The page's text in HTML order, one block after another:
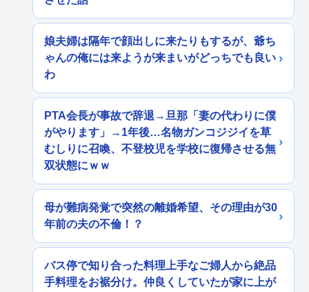
娘夫婦は隔年で顔出しに来たりもするが、爺ち
ゃんの俺には来ようが来まいがどっちでも良い
わ
PTA会長が事故で辞退→旦那「妻の代わりに僕
がやります」→1年後…名物ガンコジジイを草
むしりに召喚、不登校児を学校に復帰させる無
双状態にｗｗ
母が難病発覚で突然の離婚希望、その理由が30
年前の夫の不倫！？
バス停で知り合った料理上手なご婦人から絶品
手料理をお裾分け。仲良くしていたが家に上が